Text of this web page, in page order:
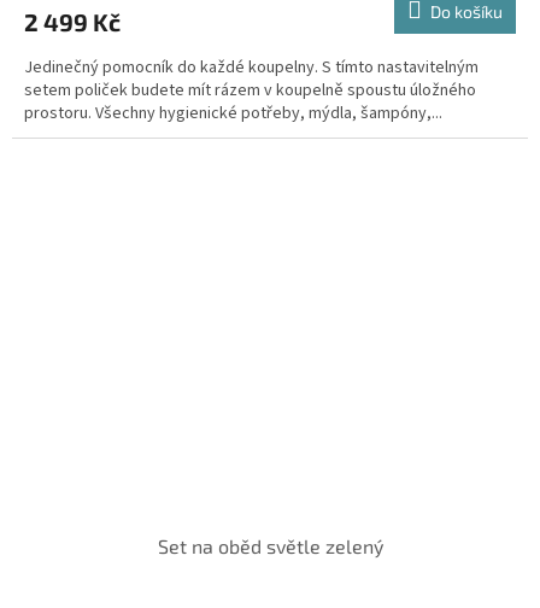
2 499 Kč Do košíku
Jedinečný pomocník do každé koupelny. S tímto nastavitelným
setem poliček budete mít rázem v koupelně spoustu úložného
prostoru. Všechny hygienické potřeby, mýdla, šampóny,...
Set na oběd světle zelený